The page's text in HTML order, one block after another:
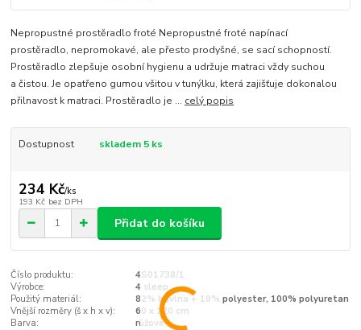
Nepropustné prostěradlo froté Nepropustné froté napínací
prostěradlo, nepromokavé, ale přesto prodyšné, se sací schopností.
Prostěradlo zlepšuje osobní hygienu a udržuje matraci vždy suchou
a čistou. Je opatřeno gumou všitou v tunýlku, která zajišťuje dokonalou
přilnavost k matraci. Prostěradlo je ... celý popis
Dostupnost skladem 5 ks
234 Kč/ks
193 Kč bez DPH
Přidat do košíku
Číslo produktu:
4S01738/1
Výrobce:
4 sleep
Použitý materiál:
82% bavlna + 18% polyester, 100% polyuretan
Vnější rozměry (š x h x v):
60 x 120 cm
Barva:
růžové